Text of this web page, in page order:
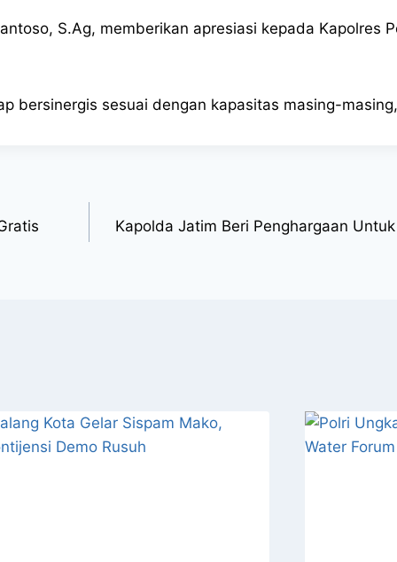
S.Ag, memberikan apresiasi kepada Kapolres
bersinergis sesuai dengan kapasitas masing-
Kapolda Jatim Beri Penghargaan